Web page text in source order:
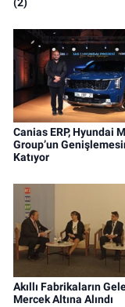
(2)
Canias ERP, Hyundai
Group’un
Katıyor
Akıllı Fabrikaların
Mercek Altına Alındı